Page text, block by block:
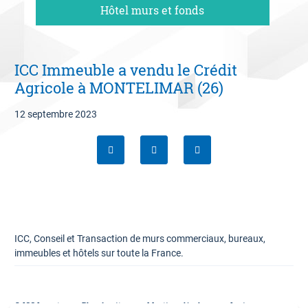
06 09 94 87 02
Estimation offerte
Hôtel murs et fonds
ICC Immeuble a vendu le Crédit
Agricole à MONTELIMAR (26)
12 septembre 2023
ICC, Conseil et Transaction de murs commerciaux, bureaux,
immeubles et hôtels sur toute la France.
© ICC Invest Plan du site Mentions légales Lexique